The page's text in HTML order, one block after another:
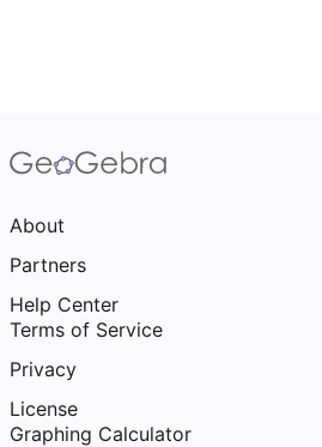
About
Partners
Help Center
Terms of Service
Privacy
License
Graphing Calculator